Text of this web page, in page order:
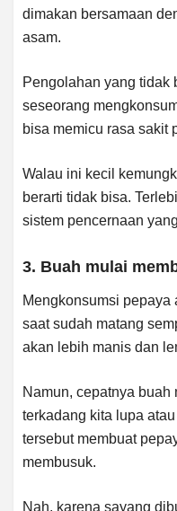
dimakan bersamaan
asam.
Pengolahan yang tidak
seseorang
bisa memicu rasa sakit
Walau ini kecil
berarti tidak bisa.
sistem pencernaan
3. Buah mulai
Mengkonsumsi pepaya
saat sudah matang
akan lebih manis dan
Namun, cepatnya
terkadang kita lupa
tersebut membuat
membusuk.
Nah, karena sayang